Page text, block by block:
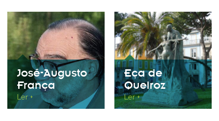
José-Augusto
França
Ler +
Eça de
Queiroz
Ler +